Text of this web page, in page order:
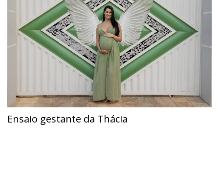
Ensaio gestante da Thácia